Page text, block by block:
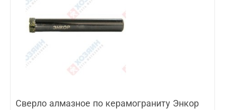
Сверло алмазное по керамограниту Энкор